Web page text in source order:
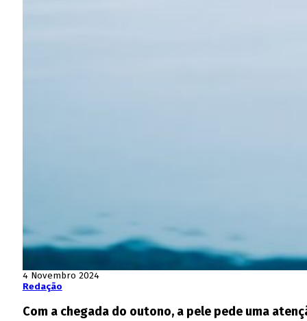
4 Novembro 2024
Redação
Com a chegada do outono, a pele pede uma